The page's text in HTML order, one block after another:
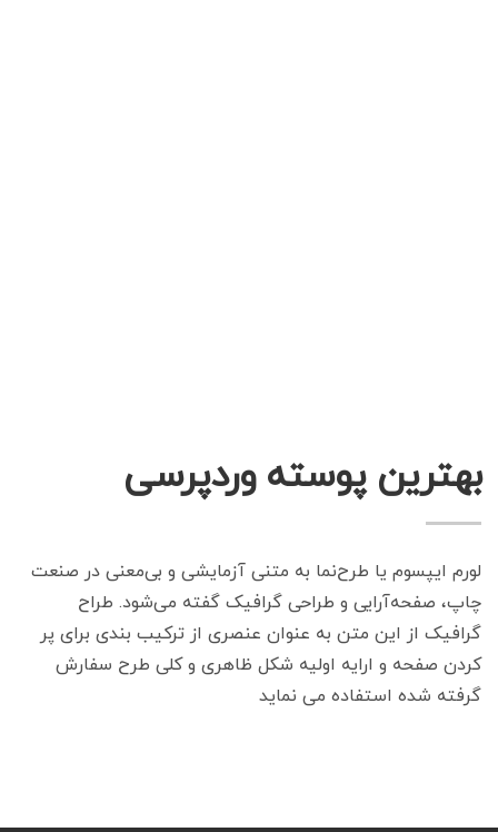
بهترین پوسته وردپرسی
لورم ایپسوم یا طرح‌نما به متنی آزمایشی و بی‌معنی در صنعت
چاپ، صفحه‌آرایی و طراحی گرافیک گفته می‌شود. طراح
گرافیک از این متن به عنوان عنصری از ترکیب بندی برای پر
کردن صفحه و ارایه اولیه شکل ظاهری و کلی طرح سفارش
گرفته شده استفاده می نماید